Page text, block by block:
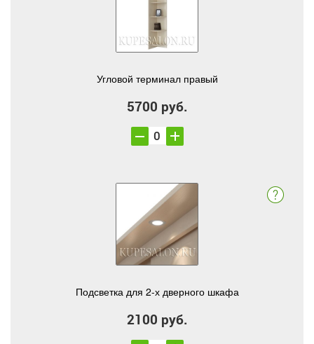
Угловой терминал правый
5700 руб.
Подсветка для 2-х дверного шкафа
2100 руб.